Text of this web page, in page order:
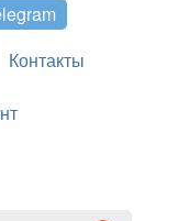
Контакты